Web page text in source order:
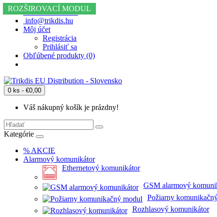
+36 20 234 6667
info@trikdis.hu
Môj účet
Registrácia
Prihlásiť sa
Obľúbené produkty (0)
0 ks - €0,00
Váš nákupný košík je prázdny!
Kategórie
% AKCIE
Alarmový komunikátor
Ethernetový komunikátor
GSM alarmový
Požiarny
Rozhlasový komunikátor
-30% ZĽAVU
4G
ROZŠIROVACÍ MODUL